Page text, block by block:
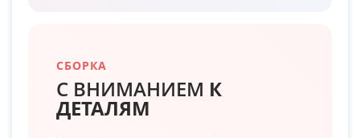
СБОРКА
С ВНИМАНИЕМ К
ДЕТАЛЯМ